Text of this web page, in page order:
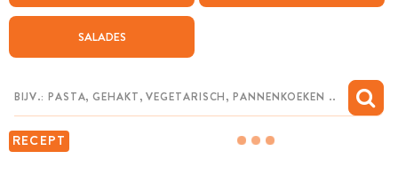
SALADES
RECEPT
WEEKMENU
CHAT MET MAIA
MIJN BEWAARDE RECEPTEN